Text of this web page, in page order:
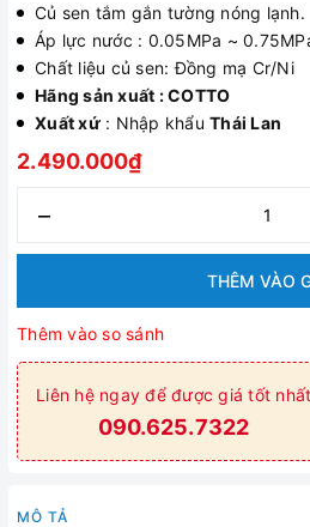
Củ sen tắm gắn tường nóng lạnh.
Áp lực nước : 0.05MPa ~
Chất liệu củ sen: Đồng mạ Cr/Ni
Hãng sản xuất : COTTO
Xuất xứ: Nhập khẩu Thái Lan
2.490.000₫
–
THÊM VÀO
Thêm vào so sánh
Liên hệ ngay để được giá tốt nhất
090.625.7322
MÔ TẢ